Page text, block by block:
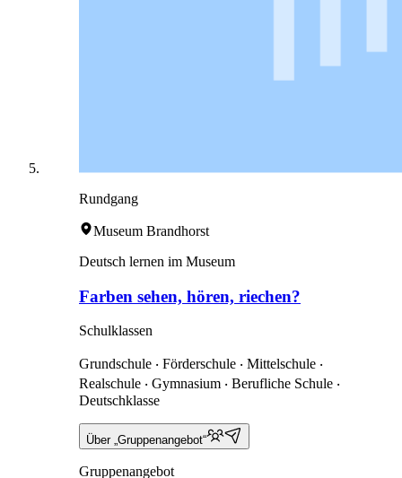
Rundgang
Museum Brandhorst
Deutsch lernen im Museum
Farben sehen, hören, riechen?
Schulklassen
Grundschule ‧ Förderschule ‧ Mittelschule ‧
Realschule ‧ Gymnasium ‧ Berufliche Schule ‧
Deutschklasse
Über „Gruppenangebot“
Gruppenangebot